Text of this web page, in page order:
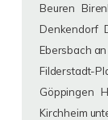
Beuren
Denkendorf
Ebersbach an
Filderstadt-
Göppingen
Kirchheim